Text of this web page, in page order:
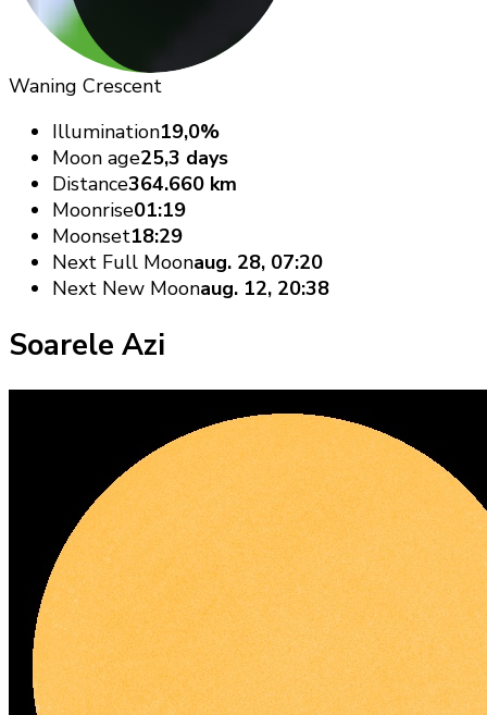
Waning Crescent
Illumination19,0%
Moon age25,3 days
Distance364.660 km
Moonrise01:19
Moonset18:29
Next Full Moonaug. 28, 07:20
Next New Moonaug. 12, 20:38
Soarele Azi